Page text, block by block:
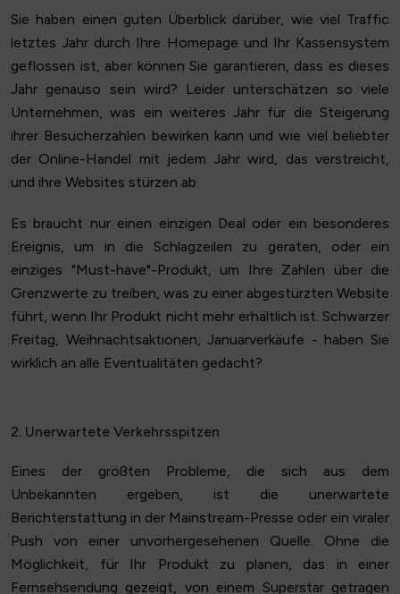
Sie haben einen guten Überblick darüber, wie viel Traffic
letztes Jahr durch Ihre Homepage und Ihr Kassensystem
geflossen ist, aber können Sie garantieren, dass es dieses
Jahr genauso sein wird? Leider unterschätzen so viele
Unternehmen, was ein weiteres Jahr für die Steigerung
ihrer Besucherzahlen bewirken kann und wie viel beliebter
der Online-Handel mit jedem Jahr wird, das verstreicht,
und ihre Websites stürzen ab.
Es braucht nur einen einzigen Deal oder ein besonderes
Ereignis, um in die Schlagzeilen zu geraten, oder ein
einziges "Must-have"-Produkt, um Ihre Zahlen über die
Grenzwerte zu treiben, was zu einer abgestürzten Website
führt, wenn Ihr Produkt nicht mehr erhältlich ist. Schwarzer
Freitag, Weihnachtsaktionen, Januarverkäufe - haben Sie
wirklich an alle Eventualitäten gedacht?
2. Unerwartete Verkehrsspitzen
Eines der größten Probleme, die sich aus dem
Unbekannten ergeben, ist die unerwartete
Berichterstattung in der Mainstream-Presse oder ein viraler
Push von einer unvorhergesehenen Quelle. Ohne die
Möglichkeit, für Ihr Produkt zu planen, das in einer
Fernsehsendung gezeigt, von einem Superstar getragen